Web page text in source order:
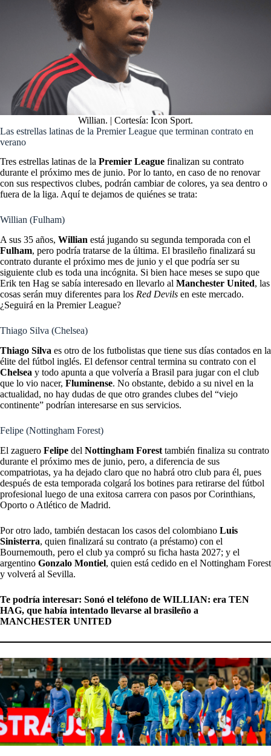
Willian. | Cortesía: Icon Sport.
Las estrellas latinas de la Premier League que terminan contrato en
verano
Tres estrellas latinas de la Premier League finalizan su contrato
durante el próximo mes de junio. Por lo tanto, en caso de no renovar
con sus respectivos clubes, podrán cambiar de colores, ya sea dentro o
fuera de la liga. Aquí te dejamos de quiénes se trata:
Willian (Fulham)
A sus 35 años, Willian está jugando su segunda temporada con el
Fulham, pero podría tratarse de la última. El brasileño finalizará su
contrato durante el próximo mes de junio y el que podría ser su
siguiente club es toda una incógnita. Si bien hace meses se supo que
Erik ten Hag se sabía interesado en llevarlo al Manchester United, las
cosas serán muy diferentes para los Red Devils en este mercado.
¿Seguirá en la Premier League?
Thiago Silva (Chelsea)
Thiago Silva es otro de los futbolistas que tiene sus días contados en la
élite del fútbol inglés. El defensor central termina su contrato con el
Chelsea y todo apunta a que volvería a Brasil para jugar con el club
que lo vio nacer, Fluminense. No obstante, debido a su nivel en la
actualidad, no hay dudas de que otro grandes clubes del “viejo
continente” podrían interesarse en sus servicios.
Felipe (Nottingham Forest)
El zaguero Felipe del Nottingham Forest también finaliza su contrato
durante el próximo mes de junio, pero, a diferencia de sus
compatriotas, ya ha dejado claro que no habrá otro club para él, pues
después de esta temporada colgará los botines para retirarse del fútbol
profesional luego de una exitosa carrera con pasos por Corinthians,
Oporto o Atlético de Madrid.
Por otro lado, también destacan los casos del colombiano Luis
Sinisterra, quien finalizará su contrato (a préstamo) con el
Bournemouth, pero el club ya compró su ficha hasta 2027; y el
argentino Gonzalo Montiel, quien está cedido en el Nottingham Forest
y volverá al Sevilla.
Te podría interesar: Sonó el teléfono de WILLIAN: era TEN
HAG, que había intentado llevarse al brasileño a
MANCHESTER UNITED